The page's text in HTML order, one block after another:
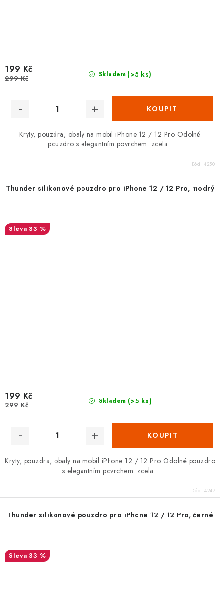
Skladem (>5 ks)
199 Kč
299 Kč
Kryty, pouzdra, obaly na mobil iPhone 12 / 12 Pro Odolné
pouzdro s elegantním povrchem. zcela
Kód: 4250
Thunder silikonové pouzdro pro iPhone 12 / 12 Pro, modrý
33 %
Skladem (>5 ks)
199 Kč
299 Kč
Kryty, pouzdra, obaly na mobil iPhone 12 / 12 Pro Odolné pouzdro
s elegantním povrchem. zcela
Kód: 4247
Thunder silikonové pouzdro pro iPhone 12 / 12 Pro, černé
33 %